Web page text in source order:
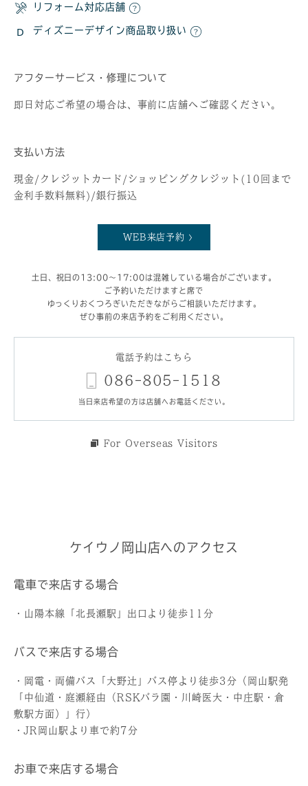
リフォーム対応店舗
ディズニーデザイン商品取り扱い
アフターサービス・修理について
即日対応ご希望の場合は、事前に店舗へご確認ください。
支払い方法
現金/クレジットカード/ショッピングクレジット(10回まで
金利手数料無料)/銀行振込
WEB来店予約
土日、祝日の13:00～17:00は混雑している場合がございます。
ご予約いただけますと席で
ゆっくりおくつろぎいただきながらご相談いただけます。
ぜひ事前の来店予約をご利用ください。
電話予約はこちら
086-805-1518
当日来店希望の方は店舗へお電話ください。
For Overseas Visitors
ケイウノ岡山店へのアクセス
電車で来店する場合
・山陽本線「北長瀬駅」出口より徒歩11分
バスで来店する場合
・岡電・両備バス「大野辻」バス停より徒歩3分（岡山駅発
「中仙道・庭瀬経由（RSKバラ園・川崎医大・中庄駅・倉
敷駅方面）」行）
・JR岡山駅より車で約7分
お車で来店する場合